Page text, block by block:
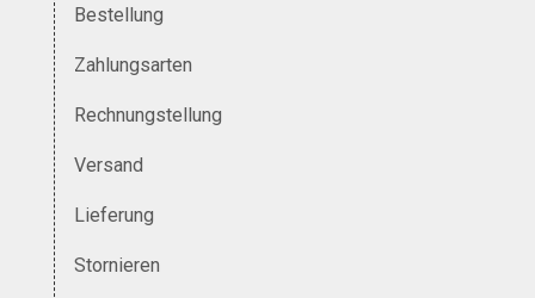
Bestellung
Zahlungsarten
Rechnungstellung
Versand
Lieferung
Stornieren